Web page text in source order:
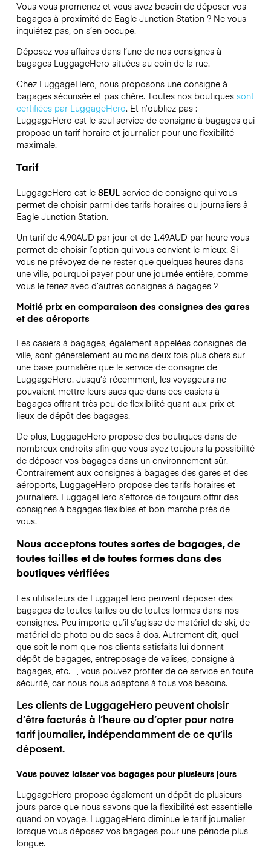
Vous vous promenez et vous avez besoin de déposer vos
bagages à proximité de Eagle Junction Station ? Ne vous
inquiétez pas, on s’en occupe.
Déposez vos affaires dans l’une de nos consignes à
bagages LuggageHero situées au coin de la rue.
Chez LuggageHero, nous proposons une consigne à
bagages sécurisée et pas chère. Toutes nos boutiques sont
certifiées par LuggageHero. Et n’oubliez pas :
LuggageHero est le seul service de consigne à bagages qui
propose un tarif horaire et journalier pour une flexibilité
maximale.
Tarif
LuggageHero est le SEULservice de consigne qui vous
permet de choisir parmi des tarifs horaires ou journaliers à
Eagle Junction Station.
Un tarif de 4.90AUD par jour et de 1.49AUD par heure vous
permet de choisir l’option qui vous convient le mieux. Si
vous ne prévoyez de ne rester que quelques heures dans
une ville, pourquoi payer pour une journée entière, comme
vous le feriez avec d’autres consignes à bagages ?
Moitié prix en comparaison des consignes des gares
et des aéroports
Les casiers à bagages, également appelées consignes de
ville, sont généralement au moins deux fois plus chers sur
une base journalière que le service de consigne de
LuggageHero. Jusqu’à récemment, les voyageurs ne
pouvaient mettre leurs sacs que dans ces casiers à
bagages offrant très peu de flexibilité quant aux prix et
lieux de dépôt des bagages.
De plus, LuggageHero propose des boutiques dans de
nombreux endroits afin que vous ayez toujours la possibilité
de déposer vos bagages dans un environnement sûr.
Contrairement aux consignes à bagages des gares et des
aéroports, LuggageHero propose des tarifs horaires et
journaliers. LuggageHero s’efforce de toujours offrir des
consignes à bagages flexibles et bon marché près de
vous.
Nous acceptons toutes sortes de bagages, de
toutes tailles et de toutes formes dans des
boutiques vérifiées
Les utilisateurs de LuggageHero peuvent déposer des
bagages de toutes tailles ou de toutes formes dans nos
consignes. Peu importe qu’il s’agisse de matériel de ski, de
matériel de photo ou de sacs à dos. Autrement dit, quel
que soit le nom que nos clients satisfaits lui donnent –
dépôt de bagages, entreposage de valises, consigne à
bagages, etc. –, vous pouvez profiter de ce service en toute
sécurité, car nous nous adaptons à tous vos besoins.
Les clients de LuggageHero peuvent choisir
d’être facturés à l’heure ou d’opter pour notre
tarif journalier, indépendamment de ce qu’ils
déposent.
Vous pouvez laisser vos bagages pour plusieurs jours
LuggageHero propose également un dépôt de plusieurs
jours parce que nous savons que la flexibilité est essentielle
quand on voyage. LuggageHero diminue le tarif journalier
lorsque vous déposez vos bagages pour une période plus
longue.